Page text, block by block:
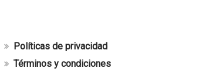
Políticas de privacidad
Términos y condiciones